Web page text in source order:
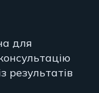
для
результатів